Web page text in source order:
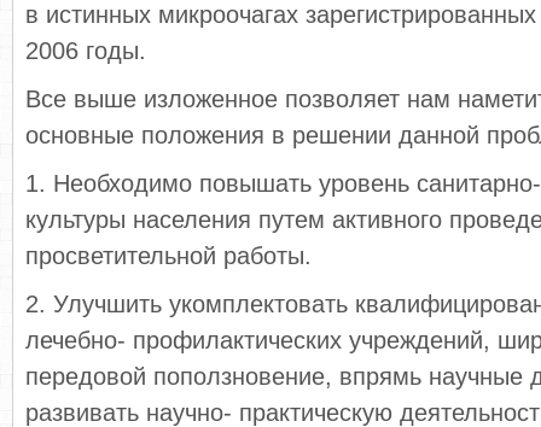
в истинных микроочагах
2006 годы.
Все выше изложенное позволяет нам
основные положения в решении данной
1. Необходимо повышать уровень санитарно-
культуры населения путем активного
просветительной работы.
2. Улучшить укомплектовать
лечебно- профилактических учреждений,
передовой поползновение, впрямь научные
развивать научно- практическую